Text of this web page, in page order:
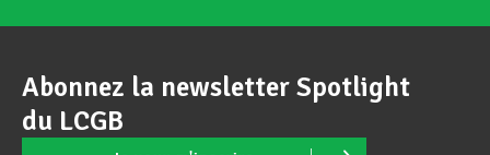
Abonnez la newsletter Spotlight
du LCGB